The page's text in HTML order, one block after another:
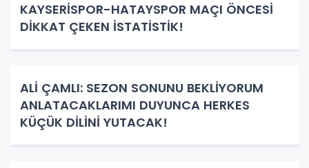
KAYSERİSPOR-HATAYSPOR MAÇI ÖNCESİ
DİKKAT ÇEKEN İSTATİSTİK!
ALİ ÇAMLI: SEZON SONUNU BEKLİYORUM
ANLATACAKLARIMI DUYUNCA HERKES
KÜÇÜK DİLİNİ YUTACAK!